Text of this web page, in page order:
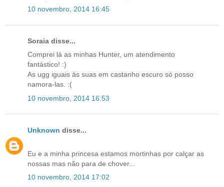
10 novembro, 2014 16:45
Soraia disse...
Comprei lá as minhas Hunter, um atendimento
fantástico! :)
As ugg iguais às suas em castanho escuro só posso
namora-las. :(
10 novembro, 2014 16:53
Unknown disse...
Eu e a minha princesa estamos mortinhas por calçar as
nossas mas não para de chover...
10 novembro, 2014 17:02